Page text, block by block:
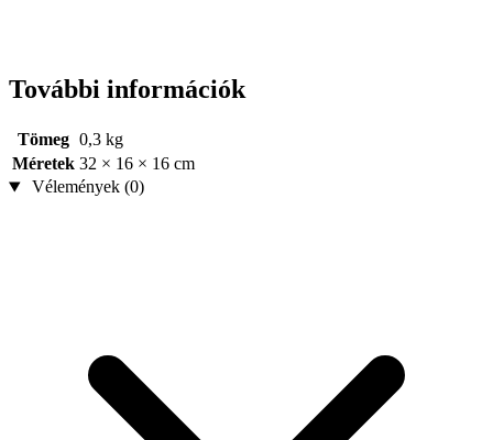
További információk
Tömeg 0,3 kg
Méretek 32 × 16 × 16 cm
Vélemények (0)